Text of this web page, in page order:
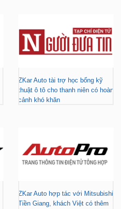
ZKar Auto tài trợ học bổng kỹ
thuật ô tô cho thanh niên có hoàn
cảnh khó khăn
ZKar Auto hợp tác với Mitsubishi
Tiền Giang, khách Việt có thêm